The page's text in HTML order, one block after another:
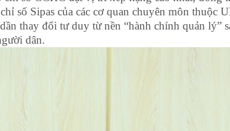
số Sipas của các cơ quan chuyên môn
thay đổi tư duy từ nền “hành chính quản lý”
dân.